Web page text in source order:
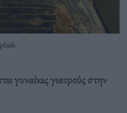
γυναίκες γιατρούς στην